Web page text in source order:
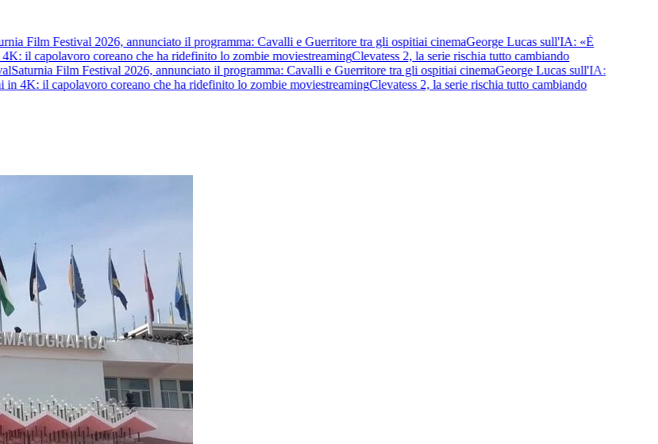
Film Festival 2026, annunciato il programma: Cavalli e Guerritore tra gli ospitiai cinemaGeorge Lucas sull'IA: «È
il capolavoro coreano che ha ridefinito lo zombie moviestreamingClevatess 2, la serie rischia tutto cambiando
Saturnia Film Festival 2026, annunciato il programma: Cavalli e Guerritore tra gli ospitiai cinemaGeorge Lucas sull'IA:
4K: il capolavoro coreano che ha ridefinito lo zombie moviestreamingClevatess 2, la serie rischia tutto cambiando